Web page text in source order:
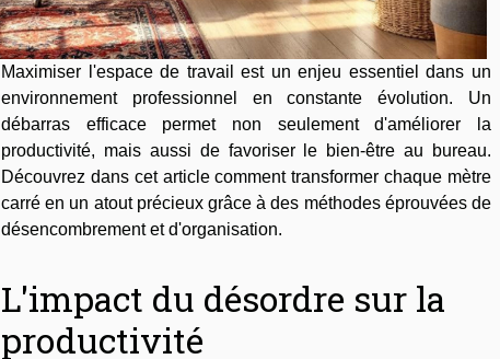
Maximiser l'espace de travail est un enjeu essentiel dans un
environnement professionnel en constante évolution. Un
débarras efficace permet non seulement d'améliorer la
productivité, mais aussi de favoriser le bien-être au bureau.
Découvrez dans cet article comment transformer chaque mètre
carré en un atout précieux grâce à des méthodes éprouvées de
désencombrement et d'organisation.
L'impact du désordre sur la
productivité